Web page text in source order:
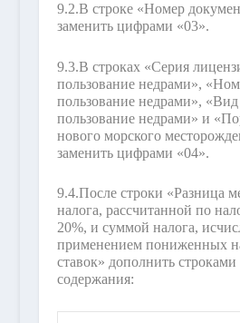
9.2.В строке «Номер
заменить цифрами «03».
9.3.В строках «Серия
пользование недрами»,
пользование недрами»,
пользование недрами» и
нового морского
заменить цифрами «04».
9.4.После строки «Разница
налога, рассчитанной по
20%, и суммой налога,
применением пониженных
ставок» дополнить
содержания: